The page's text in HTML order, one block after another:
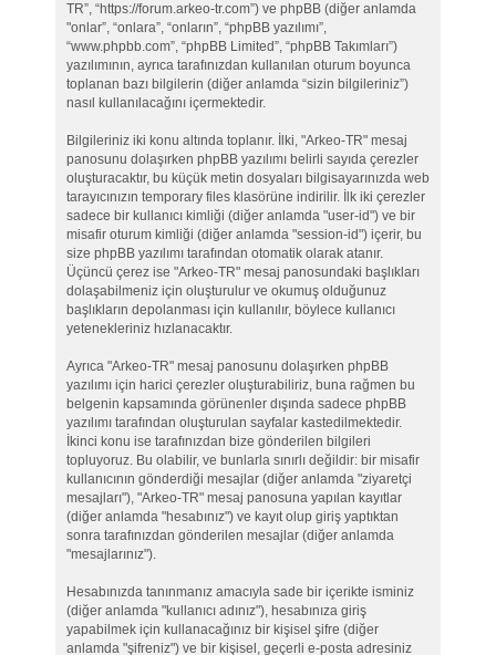
TR”, “https://forum.arkeo-tr.com”) ve phpBB (diğer anlamda
"onlar”, “onlara”, “onların”, “phpBB yazılımı”,
“www.phpbb.com”, “phpBB Limited”, “phpBB Takımları”)
yazılımının, ayrıca tarafınızdan kullanılan oturum boyunca
toplanan bazı bilgilerin (diğer anlamda “sizin bilgileriniz”)
nasıl kullanılacağını içermektedir.
Bilgileriniz iki konu altında toplanır. İlki, "Arkeo-TR" mesaj
panosunu dolaşırken phpBB yazılımı belirli sayıda çerezler
oluşturacaktır, bu küçük metin dosyaları bilgisayarınızda web
tarayıcınızın temporary files klasörüne indirilir. İlk iki çerezler
sadece bir kullanıcı kimliği (diğer anlamda "user-id") ve bir
misafir oturum kimliği (diğer anlamda "session-id") içerir, bu
size phpBB yazılımı tarafından otomatik olarak atanır.
Üçüncü çerez ise "Arkeo-TR" mesaj panosundaki başlıkları
dolaşabilmeniz için oluşturulur ve okumuş olduğunuz
başlıkların depolanması için kullanılır, böylece kullanıcı
yetenekleriniz hızlanacaktır.
Ayrıca "Arkeo-TR" mesaj panosunu dolaşırken phpBB
yazılımı için harici çerezler oluşturabiliriz, buna rağmen bu
belgenin kapsamında görünenler dışında sadece phpBB
yazılımı tarafından oluşturulan sayfalar kastedilmektedir.
İkinci konu ise tarafınızdan bize gönderilen bilgileri
topluyoruz. Bu olabilir, ve bunlarla sınırlı değildir: bir misafir
kullanıcının gönderdiği mesajlar (diğer anlamda "ziyaretçi
mesajları"), "Arkeo-TR" mesaj panosuna yapılan kayıtlar
(diğer anlamda "hesabınız") ve kayıt olup giriş yaptıktan
sonra tarafınızdan gönderilen mesajlar (diğer anlamda
"mesajlarınız").
Hesabınızda tanınmanız amacıyla sade bir içerikte isminiz
(diğer anlamda "kullanıcı adınız"), hesabınıza giriş
yapabilmek için kullanacağınız bir kişisel şifre (diğer
anlamda "şifreniz") ve bir kişisel, geçerli e-posta adresiniz